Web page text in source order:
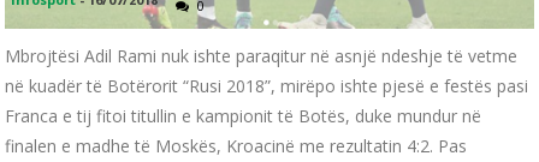
0
Mbrojtësi Adil Rami nuk ishte paraqitur në asnjë ndeshje të vetme
në kuadër të Botërorit “Rusi 2018”, mirëpo ishte pjesë e festës pasi
Franca e tij fitoi titullin e kampionit të Botës, duke mundur në
finalen e madhe të Moskës, Kroacinë me rezultatin 4:2. Pas